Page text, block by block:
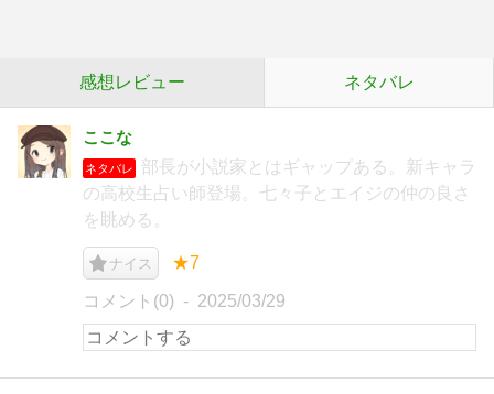
感想レビュー ネタバレ
ここな
ネタバレ
部長が小説家とはギャップある。新キャラ
の高校生占い師登場。七々子とエイジの仲の良さ
を眺める。
ナイス ★7
コメント(0) 2025/03/29